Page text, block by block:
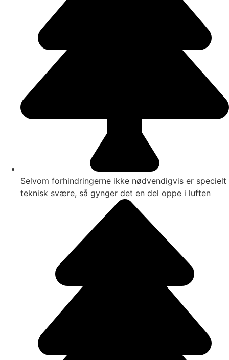
Selvom forhindringerne ikke nødvendigvis er specielt
teknisk svære, så gynger det en del oppe i luften